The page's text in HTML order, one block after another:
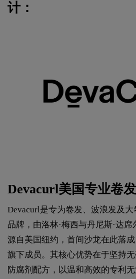
计：
Devacurl美国专业卷
Devacurl是专为卷发、波浪发及
品牌，由洛林·梅西与丹尼斯·达
源自美国纽约，首间沙龙在此落
旗下成员。其核心优势在于坚持
防腐剂配方，以温和高效的专利